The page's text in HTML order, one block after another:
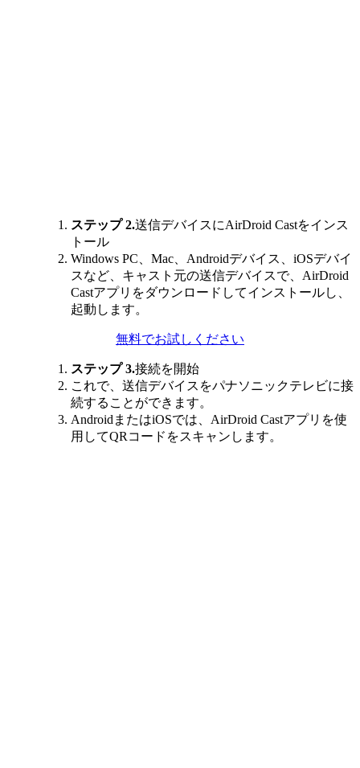
ステップ 2.送信デバイスにAirDroid Castをインス
トール
Windows PC、Mac、Androidデバイス、iOSデバイ
スなど、キャスト元の送信デバイスで、AirDroid
Castアプリをダウンロードしてインストールし、
起動します。
無料でお試しください
ステップ 3.接続を開始
これで、送信デバイスをパナソニックテレビに接
続することができます。
AndroidまたはiOSでは、AirDroid Castアプリを使
用してQRコードをスキャンします。